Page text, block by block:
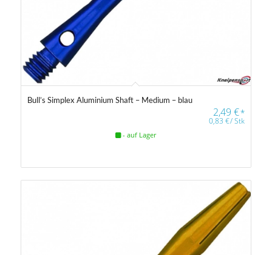
Bull’s Simplex Aluminium Shaft – Medium – blau
2,49€*
0,83€/Stk
- auf Lager